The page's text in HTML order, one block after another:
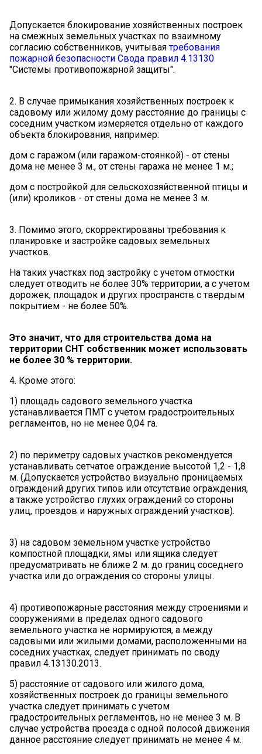
Допускается блокирование хозяйственных построек
на смежных земельных участках по взаимному
согласию собственников, учитываятребования
пожарной безопасности Свода правил 4.13130
"Системы противопожарной защиты".
2. В случае примыкания хозяйственных построек к
садовому или жилому дому расстояние до границы с
соседним участком измеряется отдельно от каждого
объекта блокирования, например:
дом с гаражом (или гаражом-стоянкой) - от стены
дома не менее 3 м., от стены гаража не менее 1 м.;
дом с постройкой для сельскохозяйственной птицы и
(или) кроликов - от стены дома не менее 3 м.
3. Помимо этого, скорректированы требования к
планировке и застройке садовых земельных
участков.
На таких участках под застройку с учетом отмостки
следует отводить не более 30% территории, а с учетом
дорожек, площадок и других пространств с твердым
покрытием - не более 50%.
Это значит, что для строительства дома на
территории СНТ собственник может использовать
не более 30 % территории.
4. Кроме этого:
1) площадь садового земельного участка
устанавливается ПМТ с учетом градостроительных
регламентов, но не менее 0,04 га.
2) по периметру садовых участков рекомендуется
устанавливать сетчатое ограждение высотой 1,2 - 1,8
м. (Допускается устройство визуально проницаемых
ограждений других типов или отсутствие ограждения,
а также устройство глухих ограждений со стороны
улиц, проездов и наружных ограждений участков).
3) на садовом земельном участке устройство
компостной площадки, ямы или ящика следует
предусматривать не ближе 2 м. до границ соседнего
участка или до ограждения со стороны улицы.
4) противопожарные расстояния между строениями и
сооружениями в пределах одного садового
земельного участка не нормируются, а между
садовыми или жилыми домами, расположенными на
соседних участках, следует принимать по своду
правил 4.13130.2013.
5) расстояние от садового или жилого дома,
хозяйственных построек до границы земельного
участка следует принимать с учетом
градостроительных регламентов, но не менее 3 м. В
случае устройства проезда с одной полосой движения
данное расстояние следует принимать не менее 4 м.